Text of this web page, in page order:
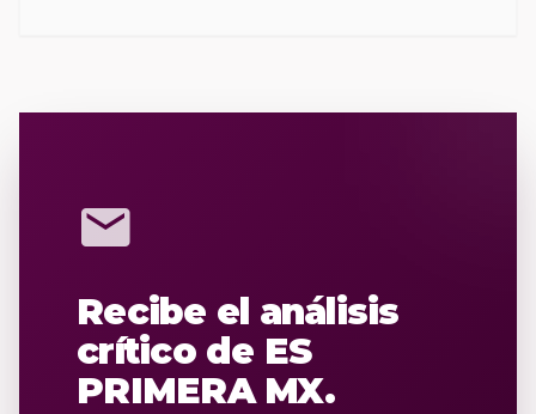
mail
Recibe el análisis
crítico de ES
PRIMERA MX.